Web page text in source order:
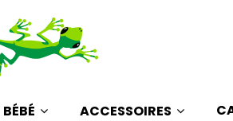
BÉBÉ ACCESSOIRES